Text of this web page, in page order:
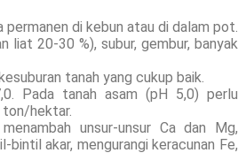
di kebun atau di dalam pot.
liat 20-30 %), subur, gembur, banyak
tanah yang cukup baik.
Pada tanah asam (pH 5,0) perlu
ton/hektar.
unsur-unsur Ca dan Mg,
akar, mengurangi keracunan Fe,